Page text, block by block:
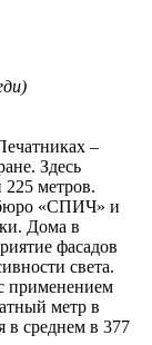
–
Здесь
225 метров.
бюро «СПИЧ» и
Дома в
фасадов
света.
применением
метр в
в среднем в 377